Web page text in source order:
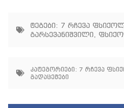
ტეგები: 7 რჩევა
გარსევანიშვილი,
კატეგორიები: 7 რჩევა
გადაცემები